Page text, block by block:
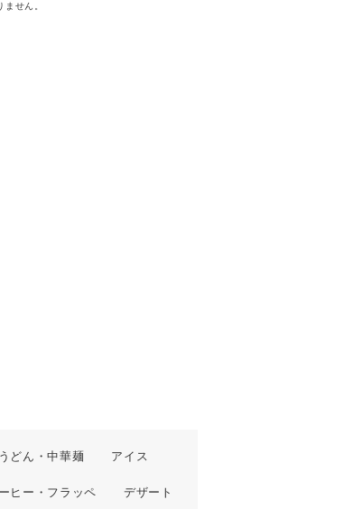
ません。
どん・中華麺 アイス
ヒー・フラッペ デザート